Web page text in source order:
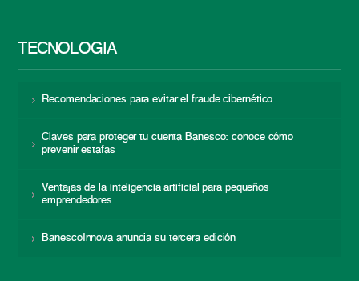
TECNOLOGÍA
Recomendaciones para evitar el fraude cibernético
Claves para proteger tu cuenta Banesco: conoce cómo
prevenir estafas
Ventajas de la inteligencia artificial para pequeños
emprendedores
BanescoInnova anuncia su tercera edición